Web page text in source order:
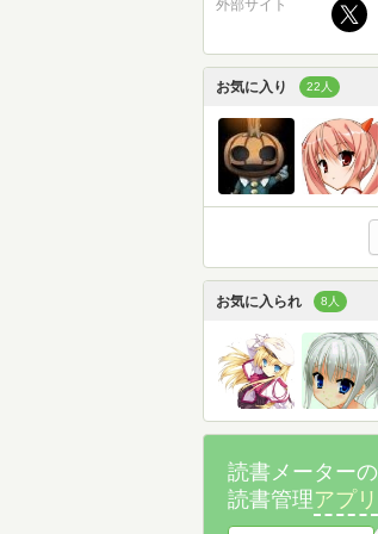
外部サイト
お気に入り 22人
お気に入られ 8人
読書メーターの
読書管理アプリ